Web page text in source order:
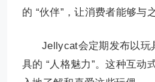
的 “伙伴”，让消费者能够与
Jellycat会定期发布以玩
具的 “人格魅力”。这种互动